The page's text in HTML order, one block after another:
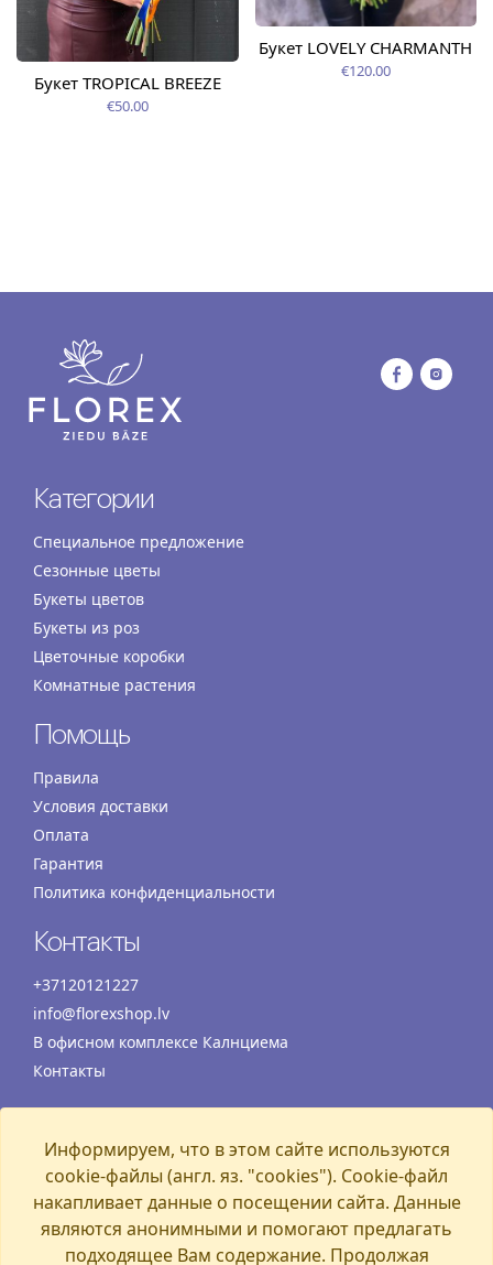
Букет TROPICAL BREEZE
€50.00
Букет LOVELY CHARMANTH
€120.00
Категории
Специальное предложение
Сезонные цветы
Букеты цветов
Букеты из роз
Цветочные коробки
Комнатные растения
Помощь
Правила
Условия доставки
Оплата
Гарантия
Политика конфиденциальности
Контакты
+37120121227
info@florexshop.lv
В офисном комплексе Калнциема
Контакты
Понедельник
07:00 – 19:00
07:00 – 19:00
Среда
07:00 – 19:00
Четверг
07:00 – 19:00
Информируем, что в этом сайте используются
cookie-файлы (англ. яз. "cookies"). Cookie-файл
накапливает данные о посещении сайта. Данные
являются анонимными и помогают предлагать
подходящее Вам содержание. Продолжая